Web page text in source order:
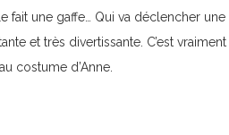
fait une gaffe… Qui va déclencher une
et très divertissante. C’est vraiment
costume d’Anne.